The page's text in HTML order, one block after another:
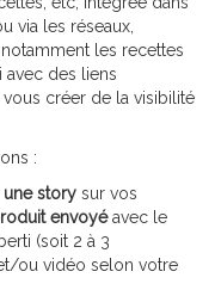
via les réseaux,
notamment les recettes
avec des liens
créer de la visibilité
:
une story sur vos
envoyéavec le
(soit 2 à 3
ou vidéo selon votre